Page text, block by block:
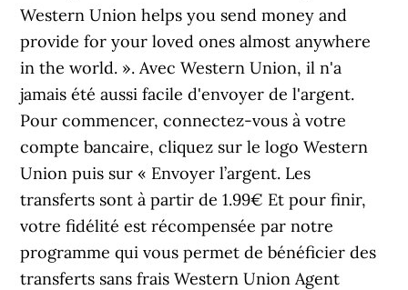
Western Union helps you send money and
provide for your loved ones almost anywhere
in the world. ». Avec Western Union, il n'a
jamais été aussi facile d'envoyer de l'argent.
Pour commencer, connectez-vous à votre
compte bancaire, cliquez sur le logo Western
Union puis sur « Envoyer l’argent. Les
transferts sont à partir de 1.99€ Et pour finir,
votre fidélité est récompensée par notre
programme qui vous permet de bénéficier des
transferts sans frais Western Union Agent